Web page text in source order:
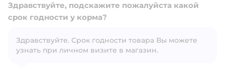
Открыть вопрос
Здравствуйте, подскажите пожалуйста какой
срок годности у корма?
Здравствуйте. Срок годности товара Вы можете
узнать при личном визите в магазин.